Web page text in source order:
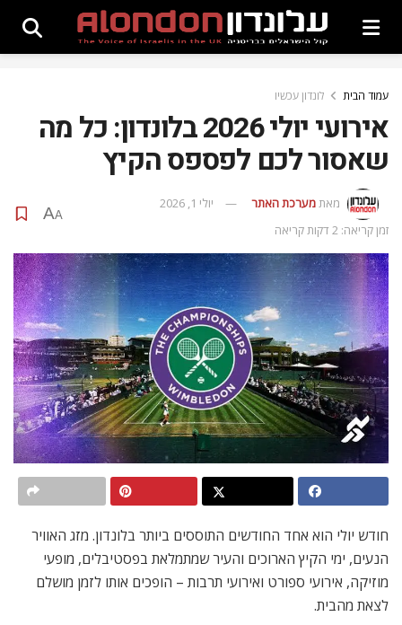
עמוד הבית לונדון עכשיו
אירועי יולי 2026 בלונדון: כל מה
שאסור לכם לפספס הקיץ
מאתמערכת האתר
יולי 1, 2026
זמן קריאה: 2 דקות קריאה
A
A
חודש יולי הוא אחד החודשים התוססים ביותר בלונדון. מזג האוויר
הנעים, ימי הקיץ הארוכים והעיר שמתמלאת בפסטיבלים, מופעי
מוזיקה, אירועי ספורט ואירועי תרבות – הופכים אותו לזמן מושלם
לצאת מהבית.